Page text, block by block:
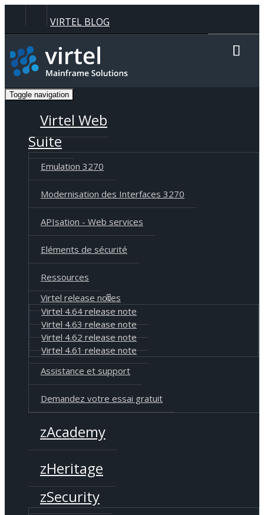
Panneau de gestion des cookies
VIRTEL BLOG
Recherche
Toggle navigation
Virtel Web
Suite
Emulation 3270
Modernisation des Interfaces 3270
APIsation - Web services
Eléments de sécurité
Ressources
Virtel release notes
Virtel 4.64 release note
Virtel 4.63 release note
Virtel 4.62 release note
Virtel 4.61 release note
Assistance et support
Demandez votre essai gratuit
zAcademy
zHeritage
zSecurity